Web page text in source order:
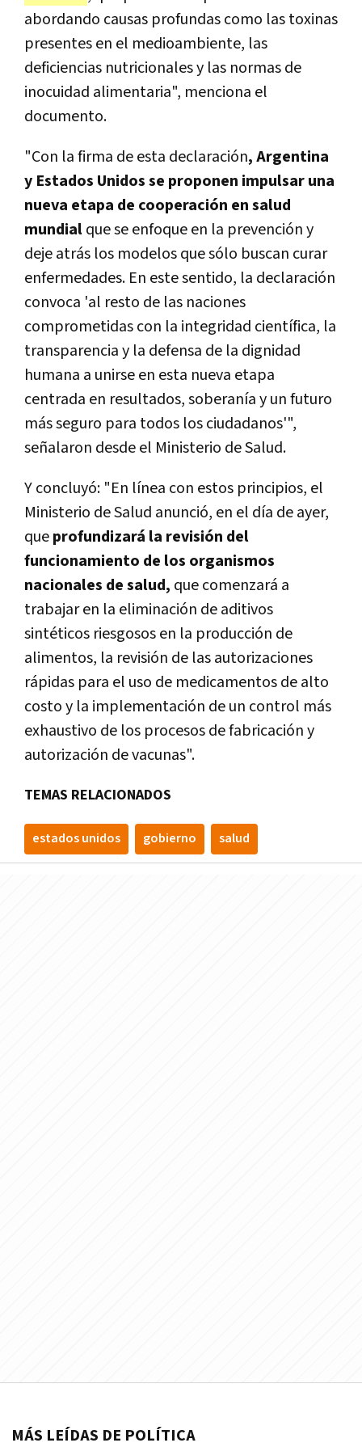
abordando causas profundas como las toxinas
presentes en el medioambiente, las
deficiencias nutricionales y las normas de
inocuidad alimentaria", menciona el
documento.
"Con la firma de esta declaración, Argentina
y Estados Unidos se proponen impulsar una
nueva etapa de cooperación en salud
mundialque se enfoque en la prevención y
deje atrás los modelos que sólo buscan curar
enfermedades. En este sentido, la declaración
convoca 'al resto de las naciones
comprometidas con la integridad científica, la
transparencia y la defensa de la dignidad
humana a unirse en esta nueva etapa
centrada en resultados, soberanía y un futuro
más seguro para todos los ciudadanos'",
señalaron desde el Ministerio de Salud.
Y concluyó: "En línea con estos principios, el
Ministerio de Salud anunció, en el día de ayer,
queprofundizará la revisión del
funcionamiento de los organismos
nacionales de salud, que comenzará a
trabajar en la eliminación de aditivos
sintéticos riesgosos en la producción de
alimentos, la revisión de las autorizaciones
rápidas para el uso de medicamentos de alto
costo y la implementación de un control más
exhaustivo de los procesos de fabricación y
autorización de vacunas".
TEMAS RELACIONADOS
estados unidos gobierno salud
MÁS LEÍDAS DE POLÍTICA